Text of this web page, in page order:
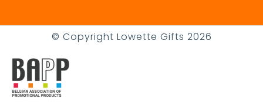
© Copyright Lowette Gifts 2026